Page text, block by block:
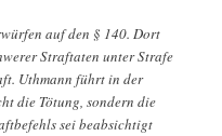
auf den § 140. Dort
Straftaten unter Strafe
Uthmann führt in der
die Tötung, sondern die
sei beabsichtigt